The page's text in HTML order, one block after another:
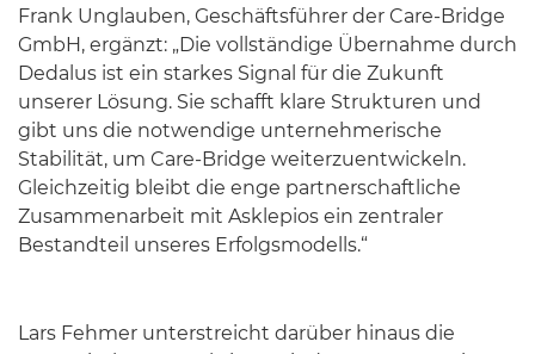
Frank Unglauben, Geschäftsführer der Care-Bridge
GmbH, ergänzt: „Die vollständige Übernahme durch
Dedalus ist ein starkes Signal für die Zukunft
unserer Lösung. Sie schafft klare Strukturen und
gibt uns die notwendige unternehmerische
Stabilität, um Care-Bridge weiterzuentwickeln.
Gleichzeitig bleibt die enge partnerschaftliche
Zusammenarbeit mit Asklepios ein zentraler
Bestandteil unseres Erfolgsmodells.“
Lars Fehmer unterstreicht darüber hinaus die